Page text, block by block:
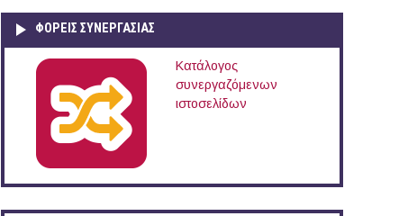
ΦΟΡΕΙΣ ΣΥΝΕΡΓΑΣΙΑΣ
Κατάλογος
συνεργαζόμενων
ιστοσελίδων